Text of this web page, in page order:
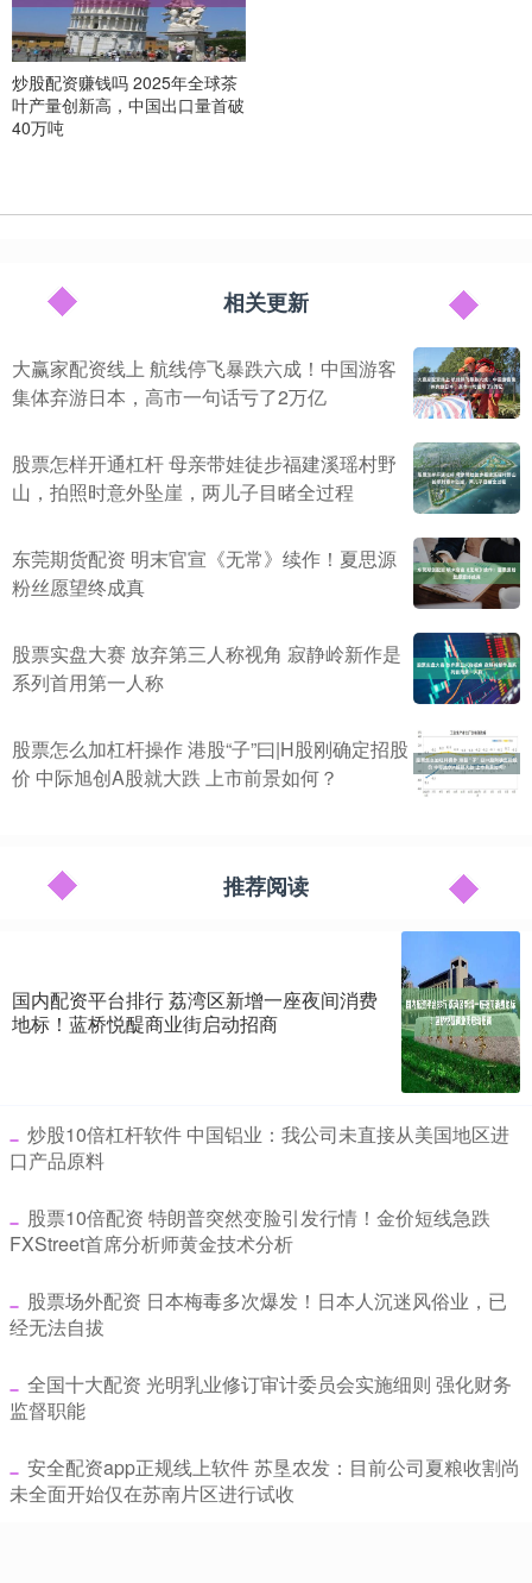
炒股配资赚钱吗 2025年全球茶
叶产量创新高，中国出口量首破
40万吨
相关更新
大赢家配资线上 航线停飞暴跌六成！中国游客
集体弃游日本，高市一句话亏了2万亿
股票怎样开通杠杆 母亲带娃徒步福建溪瑶村野
山，拍照时意外坠崖，两儿子目睹全过程
东莞期货配资 明末官宣《无常》续作！夏思源
粉丝愿望终成真
股票实盘大赛 放弃第三人称视角 寂静岭新作是
系列首用第一人称
股票怎么加杠杆操作 港股“子”曰|H股刚确定招股
价 中际旭创A股就大跌 上市前景如何？
推荐阅读
国内配资平台排行 荔湾区新增一座夜间消费
地标！蓝桥悦醍商业街启动招商
​炒股10倍杠杆软件 中国铝业：我公司未直接从美国地区进
口产品原料
​股票10倍配资 特朗普突然变脸引发行情！金价短线急跌
FXStreet首席分析师黄金技术分析
​股票场外配资 日本梅毒多次爆发！日本人沉迷风俗业，已
经无法自拔
​全国十大配资 光明乳业修订审计委员会实施细则 强化财务
监督职能
​安全配资app正规线上软件 苏垦农发：目前公司夏粮收割尚
未全面开始仅在苏南片区进行试收